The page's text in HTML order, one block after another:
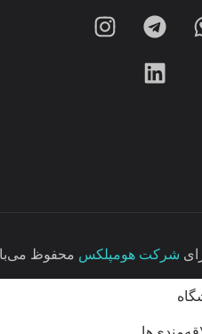
شرکت هومپلکس محفوظ